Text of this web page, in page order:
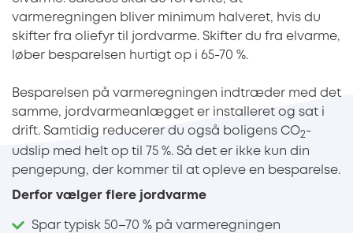
varmeregningen bliver minimum halveret, hvis du
skifter fra oliefyr til jordvarme. Skifter du fra elvarme,
løber besparelsen hurtigt op i 65-70 %.
Besparelsen på varmeregningen indtræder med det
samme, jordvarmeanlægget er installeret og sat i
drift. Samtidig reducerer du også boligens CO2-
udslip med helt op til 75 %. Så det er ikke kun din
pengepung, der kommer til at opleve en besparelse.
Derfor vælger flere jordvarme
Spar typisk 50–70 % på varmeregningen